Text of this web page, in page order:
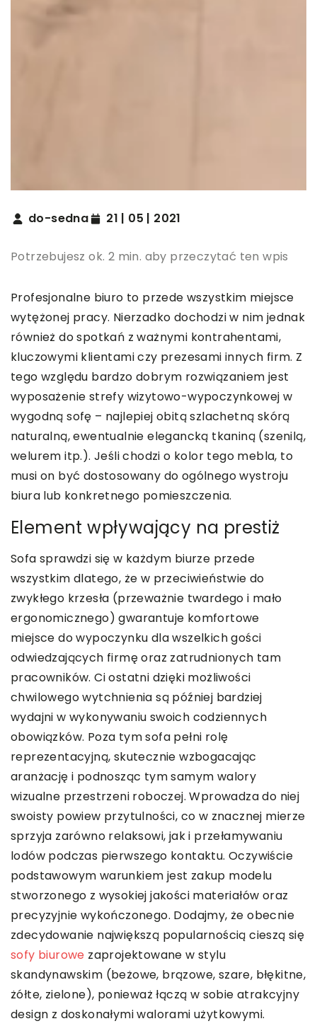
do-sedna 21 | 05 | 2021
Potrzebujesz ok. 2 min. aby przeczytać ten wpis
Profesjonalne biuro to przede wszystkim miejsce
wytężonej pracy. Nierzadko dochodzi w nim jednak
również do spotkań z ważnymi kontrahentami,
kluczowymi klientami czy prezesami innych firm. Z
tego względu bardzo dobrym rozwiązaniem jest
wyposażenie strefy wizytowo-wypoczynkowej w
wygodną sofę – najlepiej obitą szlachetną skórą
naturalną, ewentualnie elegancką tkaniną (szenilą,
welurem itp.). Jeśli chodzi o kolor tego mebla, to
musi on być dostosowany do ogólnego wystroju
biura lub konkretnego pomieszczenia.
Element wpływający na prestiż
Sofa sprawdzi się w każdym biurze przede
wszystkim dlatego, że w przeciwieństwie do
zwykłego krzesła (przeważnie twardego i mało
ergonomicznego) gwarantuje komfortowe
miejsce do wypoczynku dla wszelkich gości
odwiedzających firmę oraz zatrudnionych tam
pracowników. Ci ostatni dzięki możliwości
chwilowego wytchnienia są później bardziej
wydajni w wykonywaniu swoich codziennych
obowiązków. Poza tym sofa pełni rolę
reprezentacyjną, skutecznie wzbogacając
aranżację i podnosząc tym samym walory
wizualne przestrzeni roboczej. Wprowadza do niej
swoisty powiew przytulności, co w znacznej mierze
sprzyja zarówno relaksowi, jak i przełamywaniu
lodów podczas pierwszego kontaktu. Oczywiście
podstawowym warunkiem jest zakup modelu
stworzonego z wysokiej jakości materiałów oraz
precyzyjnie wykończonego. Dodajmy, że obecnie
zdecydowanie największą popularnością cieszą się
sofy biurowe zaprojektowane w stylu
skandynawskim (beżowe, brązowe, szare, błękitne,
żółte, zielone), ponieważ łączą w sobie atrakcyjny
design z doskonałymi walorami użytkowymi.